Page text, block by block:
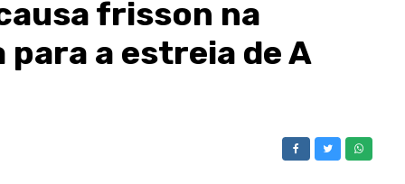
frisson na
a estreia de A